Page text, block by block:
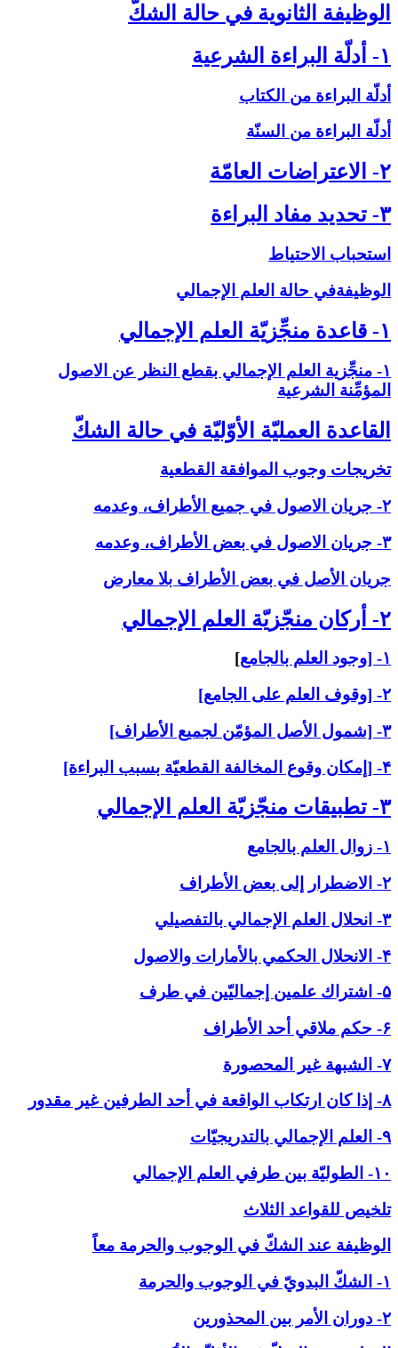
الوظيفة الثانوية في حالة الشكّ‏
۱- أدلّة البراءة الشرعية
أدلّة البراءة من الكتاب
أدلّة البراءة من السنّة
۲- الاعتراضات العامّة
۳- تحديد مفاد البراءة
استحباب الاحتياط
الوظيفةفي حالة العلم الإجمالي‏
۱- قاعدة منجِّزيّة العلم الإجمالي‏
۱- منجِّزية العلم الإجمالي بقطع النظر عن الاصول
المؤمِّنة الشرعية
القاعدة العمليّة الأوّليّة في حالة الشكّ‏
تخريجات وجوب الموافقة القطعية
۲- جريان الاصول في جميع الأطراف، وعدمه
۳- جريان الاصول في بعض الأطراف، وعدمه
جريان الأصل في بعض الأطراف بلا معارض
۲- أركان منجّزيّة العلم الإجمالي‏
۱- [وجود العلم بالجامع
]
۲- [وقوف العلم على الجامع]
۳- [شمول الأصل المؤمّن لجميع الأطراف]
۴- [إمكان وقوع المخالفة القطعيّة بسبب البراءة]
۳- تطبيقات منجّزيّة العلم الإجمالي‏
۱- زوال العلم بالجامع
۲- الاضطرار إلى بعض الأطراف
۳- انحلال العلم الإجمالي بالتفصيلي
۴- الانحلال الحكمي بالأمارات والاصول
۵- اشتراك علمين إجماليّين في طرف
۶- حكم ملاقي أحد الأطراف
۷- الشبهة غير المحصورة
۸- إذا كان ارتكاب الواقعة في أحد الطرفين غير مقدور
۹- العلم الإجمالي بالتدريجيّات
۱۰- الطوليّة بين طرفي العلم الإجمالي
تلخيص للقواعد الثلاث
الوظيفة عند الشكّ في ‏الوجوب والحرمة معاً
۱- الشكّ البدويّ في الوجوب والحرمة
۲- دوران الأمر بين المحذورين